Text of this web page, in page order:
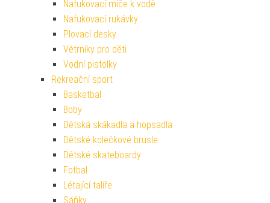
Nafukovací míče k vodě
Nafukovací rukávky
Plovací desky
Větrníky pro děti
Vodní pistolky
Rekreační sport
Basketbal
Boby
Dětská skákadla a hopsadla
Dětské kolečkové brusle
Dětské skateboardy
Fotbal
Létající talíře
Sáňky